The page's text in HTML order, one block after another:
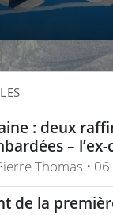
: deux
– l’ex-
ukrainien
Thomas •
de la